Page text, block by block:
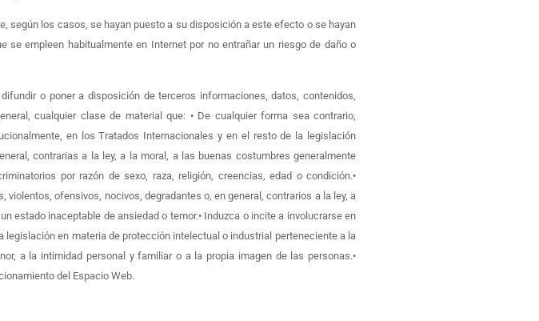
según los casos, se hayan puesto a su disposición a este efecto o se hayan
empleen habitualmente en Internet por no entrañar un riesgo de daño o
o poner a disposición de terceros informaciones, datos, contenidos,
cualquier clase de material que: • De cualquier forma sea contrario,
en los Tratados Internacionales y en el resto de la legislación
contrarias a la ley, a la moral, a las buenas costumbres generalmente
por razón de sexo, raza, religión, creencias, edad o condición.•
ofensivos, nocivos, degradantes o, en general, contrarios a la ley, a
estado inaceptable de ansiedad o temor.• Induzca o incite a involucrarse en
legislación en materia de protección intelectual o industrial perteneciente a la
a la intimidad personal y familiar o a la propia imagen de las personas.•
del Espacio Web.